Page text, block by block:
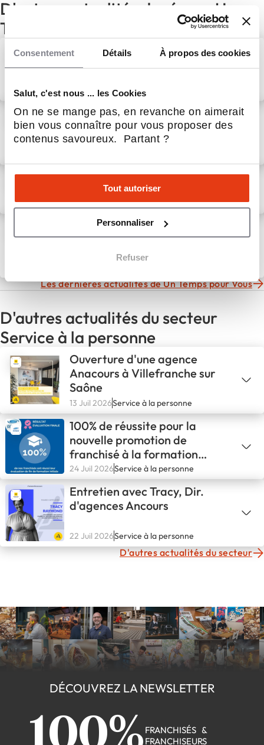
Consentement Détails À propos des cookies
Salut, c'est nous ... les Cookies
On ne se mange pas, en revanche on aimerait
bien vous connaître pour vous proposer des
contenus savoureux. Partant ?
Tout autoriser
Personnaliser
Refuser
D'autres actualités du réseau Un
Temps pour Vous
Un Temps pour Vous recrute
ses futurs franchisés : et si
30 Sep 2025Service à la personne
Un Temps Pour Vous : Le rôle
clé de nos agences locales
dans la satisfaction client
Un Temps pour Vous :
Mandataire ou Prestataire
30 Juil 2025Service à la personne
Les avantages fiscaux avec
Un Temps Pour Vous :
économisez tout en
Les dernières actualités de Un Temps pour Vous
D'autres actualités du secteur
Service à la personne
Ouverture d'une agence
Anacours à Villefranche sur
Saône
13 Juil 2026Service à la personne
100% de réussite pour la
nouvelle promotion de
franchisé à la formation
initiale
24 Juil 2026Service à la personne
Entretien avec Tracy, Dir.
d'agences Ancours
22 Juil 2026Service à la personne
D'autres actualités du secteur
DÉCOUVREZ LA NEWSLETTER
100% FRANCHISÉS &
FRANCHISEURS